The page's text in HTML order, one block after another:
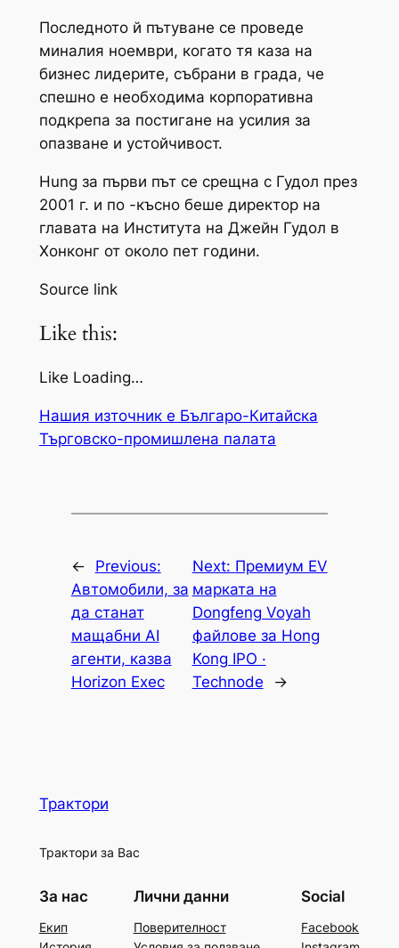
Последното й пътуване се проведе
миналия ноември, когато тя каза на
бизнес лидерите, събрани в града, че
спешно е необходима корпоративна
подкрепа за постигане на усилия за
опазване и устойчивост.
Hung за първи път се срещна с Гудол през
2001 г. и по -късно беше директор на
главата на Института на Джейн Гудол в
Хонконг от около пет години.
Source link
Like this:
Like Loading…
Нашия източник е Българо-Китайска
Търговско-промишлена палaта
←
Previous:
Автомобили, за
да станат
мащабни AI
агенти, казва
Horizon Exec
Next: Премиум EV
марката на
Dongfeng Voyah
файлове за Hong
Kong IPO ·
Technode
→
Трактори
Трактори за Вас
За нас
Екип
Лични данни
Поверителност
Social
Facebook